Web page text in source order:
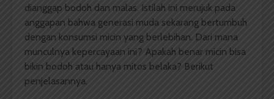
dianggap bodoh dan malas. Istilah ini merujuk pada
anggapan bahwa generasi muda sekarang bertumbuh
dengan konsumsi micin yang berlebihan. Dari mana
munculnya kepercayaan ini? Apakah benar micin bisa
bikin bodoh atau hanya mitos belaka? Berikut
penjelasannya.